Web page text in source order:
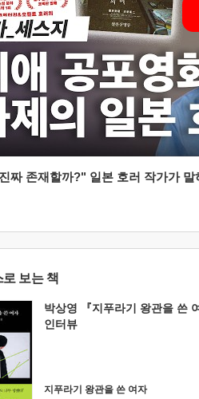
짜 존재할까?" 일본 호러 작가가
보는 책
박상영 『지푸라기 왕관을 쓴
인터뷰
지푸라기 왕관을 쓴 여자